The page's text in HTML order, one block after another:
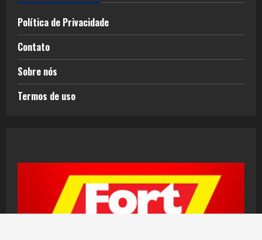
Política de Privacidade
Contato
Sobre nós
Termos de uso